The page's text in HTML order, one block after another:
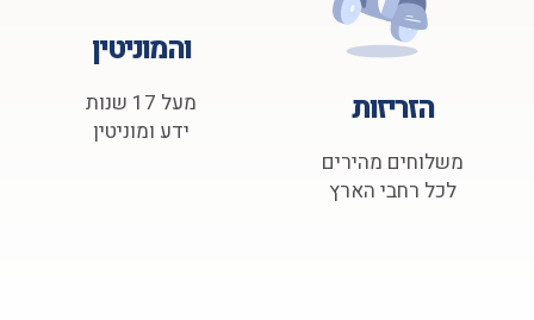
הזריזות
משלוחים מהירים
לכל רחבי הארץ
והמוניטין
מעל 17 שנות
ידע ומוניטין